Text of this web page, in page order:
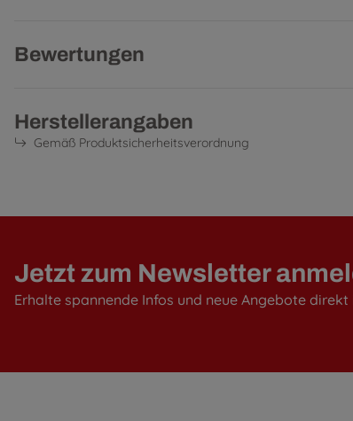
Bewertungen
Herstellerangaben
Gemäß Produktsicherheitsverordnung
Jetzt zum Newsletter
Erhalte spannende Infos und neue Angebote